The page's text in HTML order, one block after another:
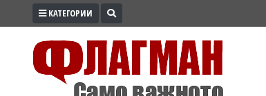
ПРОМО
КАТЕГОРИИ